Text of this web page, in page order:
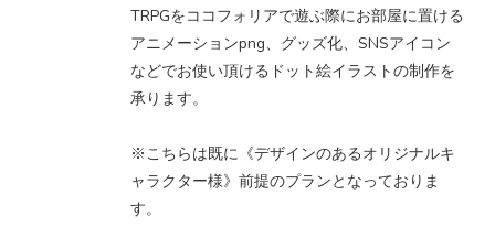
TRPGをココフォリアで遊ぶ際にお部屋に置ける
アニメーションpng、グッズ化、SNSアイコン
などでお使い頂けるドット絵イラストの制作を
承ります。
※こちらは既に《デザインのあるオリジナルキ
ャラクター様》前提のプランとなっておりま
す。